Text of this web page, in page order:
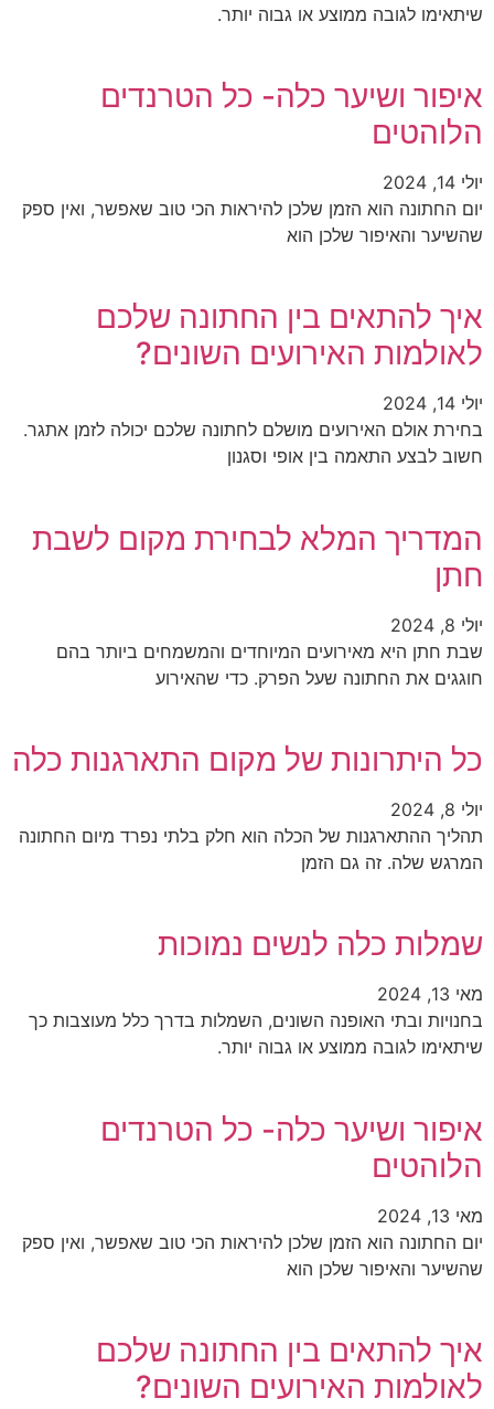
שיתאימו לגובה ממוצע או גבוה יותר.
איפור ושיער כלה- כל הטרנדים
הלוהטים
יולי 14, 2024
יום החתונה הוא הזמן שלכן להיראות הכי טוב שאפשר, ואין ספק
שהשיער והאיפור שלכן הוא
איך להתאים בין החתונה שלכם
לאולמות האירועים השונים?
יולי 14, 2024
בחירת אולם האירועים מושלם לחתונה שלכם יכולה לזמן אתגר.
חשוב לבצע התאמה בין אופי וסגנון
המדריך המלא לבחירת מקום לשבת
חתן
יולי 8, 2024
שבת חתן היא מאירועים המיוחדים והמשמחים ביותר בהם
חוגגים את החתונה שעל הפרק. כדי שהאירוע
כל היתרונות של מקום התארגנות כלה
יולי 8, 2024
תהליך ההתארגנות של הכלה הוא חלק בלתי נפרד מיום החתונה
המרגש שלה. זה גם הזמן
שמלות כלה לנשים נמוכות
מאי 13, 2024
בחנויות ובתי האופנה השונים, השמלות בדרך כלל מעוצבות כך
שיתאימו לגובה ממוצע או גבוה יותר.
איפור ושיער כלה- כל הטרנדים
הלוהטים
מאי 13, 2024
יום החתונה הוא הזמן שלכן להיראות הכי טוב שאפשר, ואין ספק
שהשיער והאיפור שלכן הוא
איך להתאים בין החתונה שלכם
לאולמות האירועים השונים?